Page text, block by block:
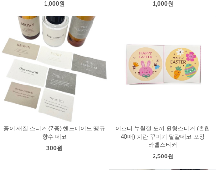
1,000원
1,000원
종이 재질 스티커 (7종) 핸드메이드 땡큐
향수 데코
300원
이스터 부활절 토끼 원형스티커 (혼합
40매) 계란 꾸미기 달걀데코 포장
라벨스티커
2,500원